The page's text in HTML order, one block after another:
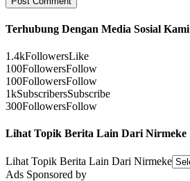
Terhubung Dengan Media Sosial Kami
1.4kFollowersLike
100FollowersFollow
100FollowersFollow
1kSubscribersSubscribe
300FollowersFollow
Lihat Topik Berita Lain Dari Nirmeke
Lihat Topik Berita Lain Dari Nirmeke
Ads Sponsored by